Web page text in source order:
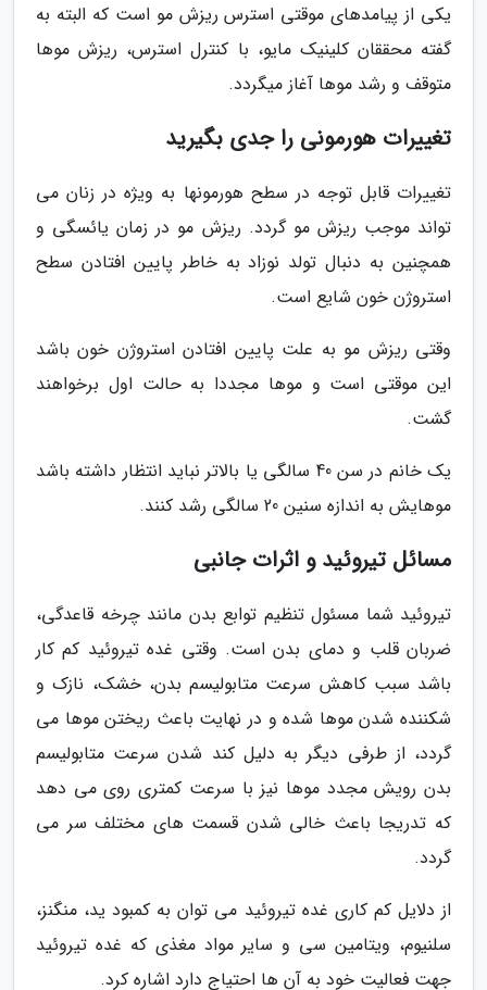
یکی از پیامدهای موقتی استرس ریزش مو است که البته به
گفته محققان کلینیک مایو، با کنترل استرس، ریزش موها
متوقف و رشد موها آغاز میگردد.
تغییرات هورمونی را جدی بگیرید
تغییرات قابل توجه در سطح هورمونها به ویژه در زنان می
تواند موجب ریزش مو گردد. ریزش مو در زمان یائسگی و
همچنین به دنبال تولد نوزاد به خاطر پایین افتادن سطح
استروژن خون شایع است.
وقتی ریزش مو به علت پایین افتادن استروژن خون باشد
این موقتی است و موها مجددا به حالت اول برخواهند
گشت.
یک خانم در سن 40 سالگی یا بالاتر نباید انتظار داشته باشد
موهایش به اندازه سنین 20 سالگی رشد کنند.
مسائل تیروئید و اثرات جانبی
تیروئید شما مسئول تنظیم توابع بدن مانند چرخه قاعدگی،
ضربان قلب و دمای بدن است. وقتی غده تیروئید کم کار
باشد سبب کاهش سرعت متابولیسم بدن، خشک، نازک و
شکننده شدن موها شده و در نهایت باعث ریختن موها می
گردد، از طرفی دیگر به دلیل کند شدن سرعت متابولیسم
بدن رویش مجدد موها نیز با سرعت کمتری روی می دهد
که تدریجا باعث خالی شدن قسمت های مختلف سر می
گردد.
از دلایل کم کاری غده تیروئید می توان به کمبود ید، منگنز،
سلنیوم، ویتامین سی و سایر مواد مغذی که غده تیروئید
جهت فعالیت خود به آن ها احتیاج دارد اشاره کرد.